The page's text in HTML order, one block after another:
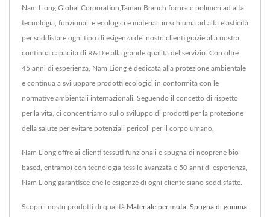
Nam Liong Global Corporation,Tainan Branch fornisce polimeri ad alta
tecnologia, funzionali e ecologici e materiali in schiuma ad alta elasticità
per soddisfare ogni tipo di esigenza dei nostri clienti grazie alla nostra
continua capacità di R&D e alla grande qualità del servizio. Con oltre
45 anni di esperienza, Nam Liong è dedicata alla protezione ambientale
e continua a sviluppare prodotti ecologici in conformità con le
normative ambientali internazionali. Seguendo il concetto di rispetto
per la vita, ci concentriamo sullo sviluppo di prodotti per la protezione
della salute per evitare potenziali pericoli per il corpo umano.
Nam Liong offre ai clienti tessuti funzionali e spugna di neoprene bio-
based, entrambi con tecnologia tessile avanzata e 50 anni di esperienza,
Nam Liong garantisce che le esigenze di ogni cliente siano soddisfatte.
Scopri i nostri prodotti di qualità Materiale per muta Spugna di gomma